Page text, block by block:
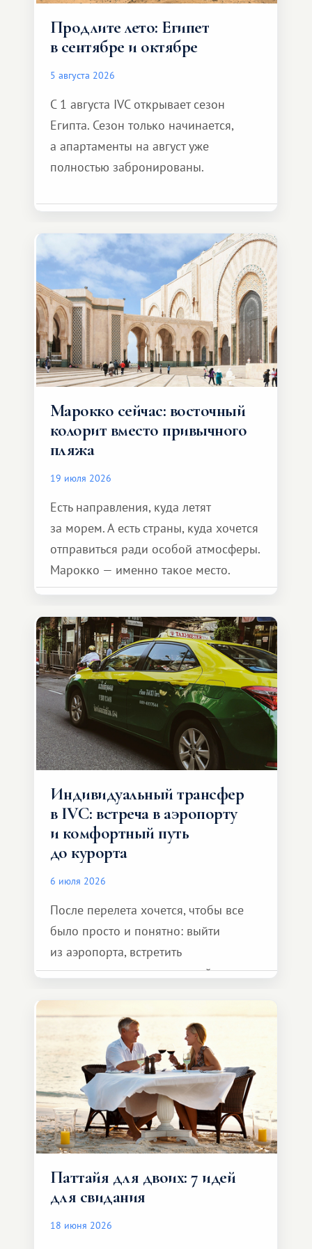
Продлите лето: Египет
в сентябре и октябре
5 августа 2026
С 1 августа IVC открывает сезон
Египта. Сезон только начинается,
а апартаменты на август уже
полностью забронированы.
Марокко сейчас: восточный
колорит вместо привычного
пляжа
19 июля 2026
Есть направления, куда летят
за морем. А есть страны, куда хочется
отправиться ради особой атмосферы.
Марокко — именно такое место.
Индивидуальный трансфер
в IVC: встреча в аэропорту
и комфортный путь
до курорта
6 июля 2026
После перелета хочется, чтобы все
было просто и понятно: выйти
из аэропорта, встретить
представителя транспортной
и спокойно доехать до курорта.
Паттайя для двоих: 7 идей
для свидания
18 июня 2026